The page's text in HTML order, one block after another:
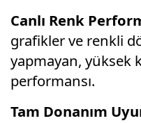
Canlı Renk
grafikler ve renkli
yapmayan, yüksek
performansı.
Tam Donanım